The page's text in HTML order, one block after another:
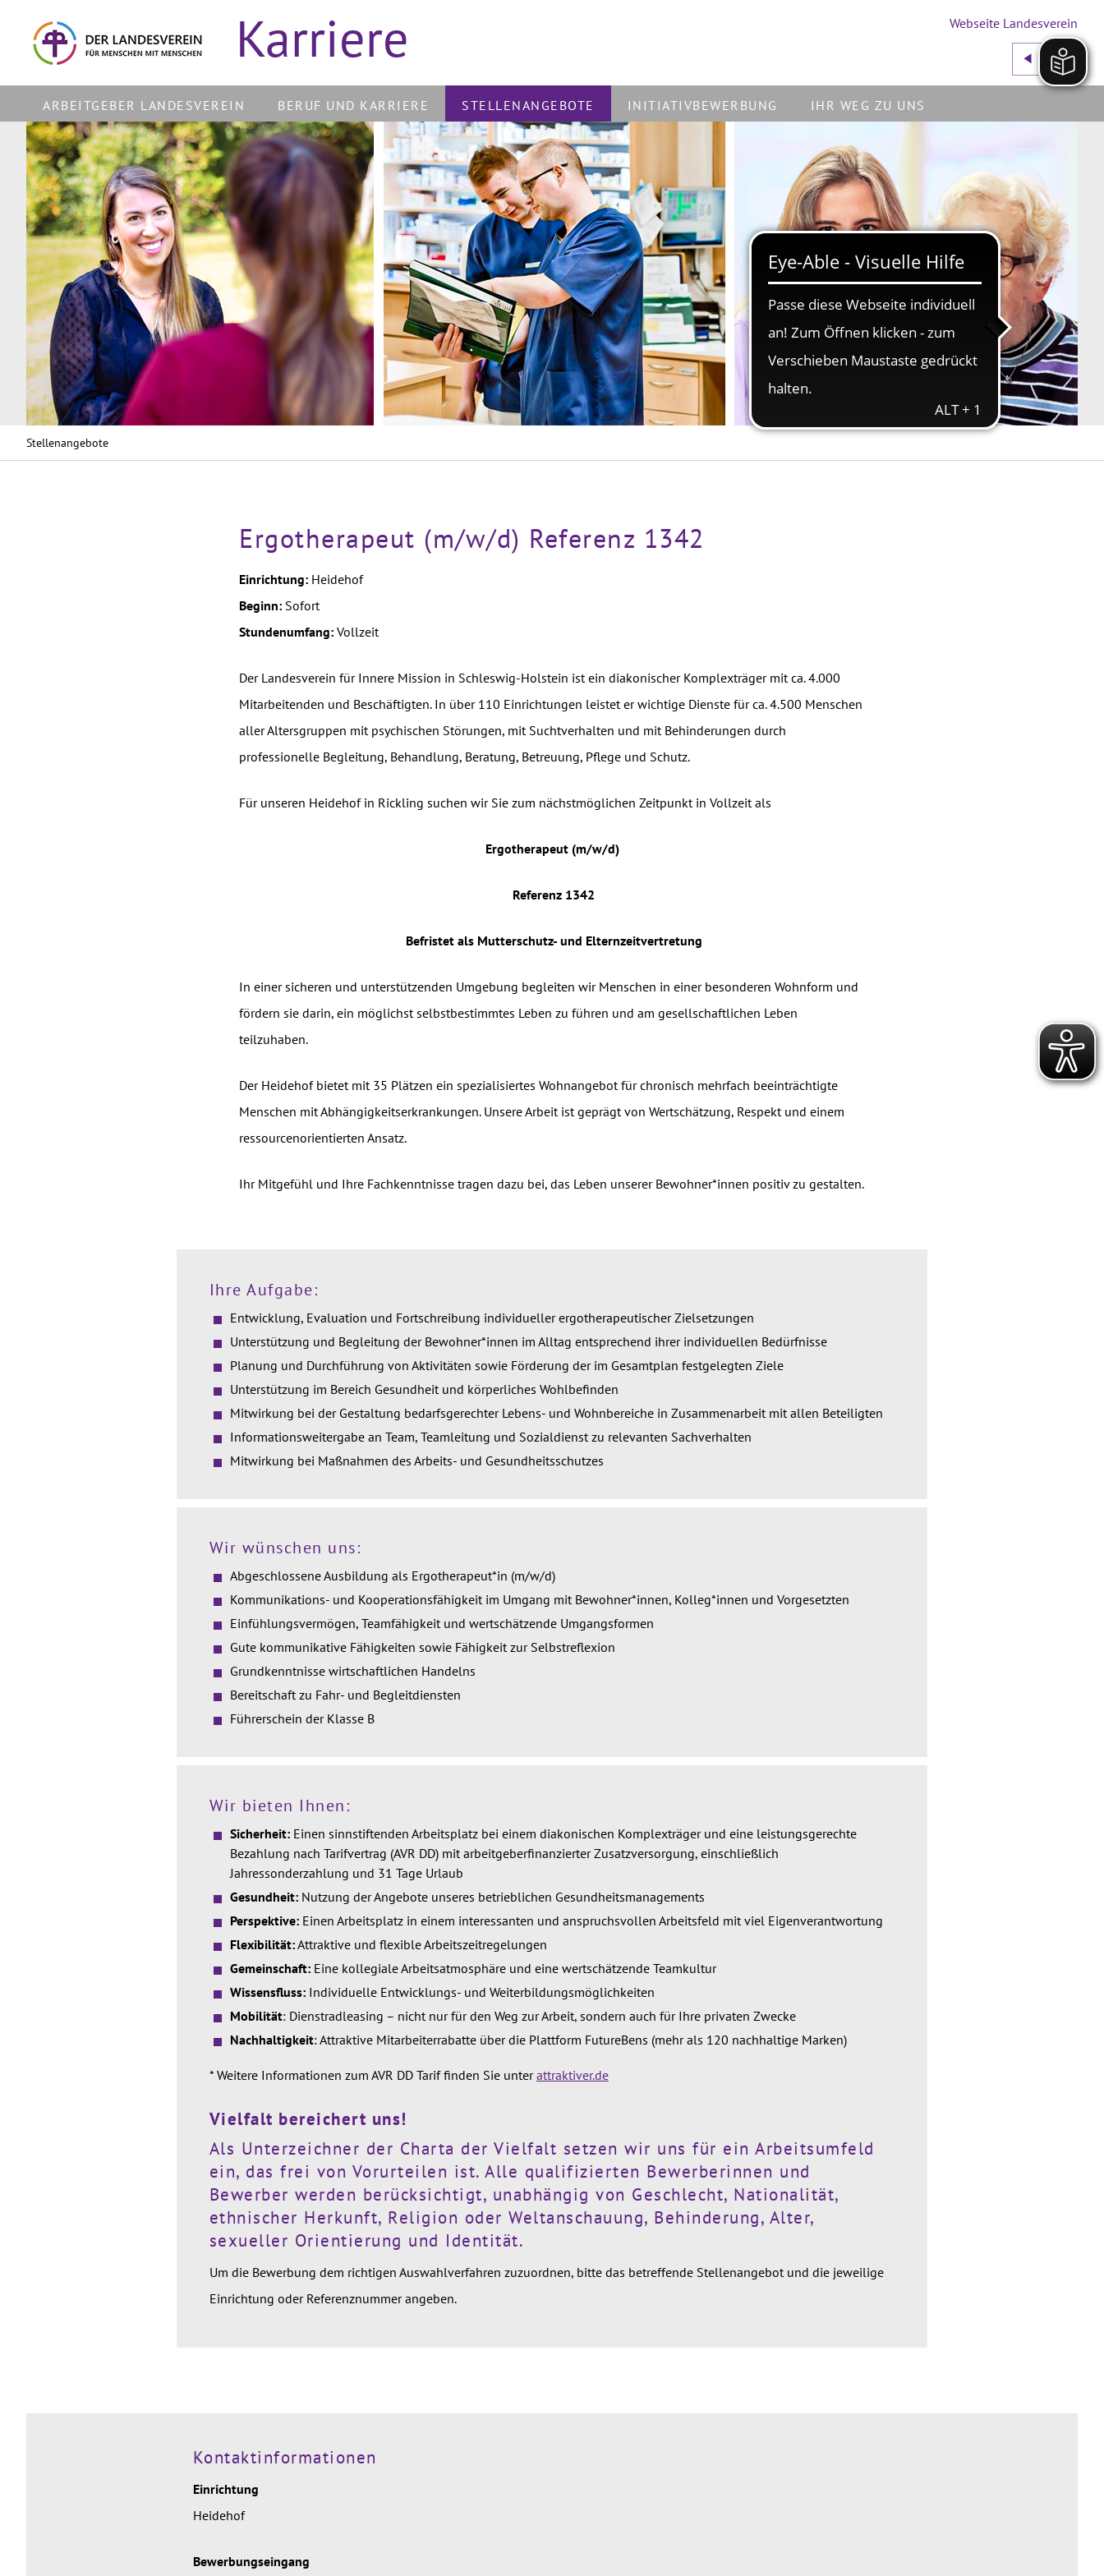
Karriere Webseite Landesverein
ARBEITGEBER LANDESVEREIN BERUF UND KARRIERE STELLENANGEBOTE INITIATIVBEWERBUNG IHR WEG ZU UNS
Stellenangebote
Ergotherapeut (m/w/d) Referenz 1342
Einrichtung: Heidehof
Beginn: Sofort
Stundenumfang: Vollzeit
Der Landesverein für Innere Mission in Schleswig-Holstein ist ein diakonischer Komplexträger mit ca. 4.000
Mitarbeitenden und Beschäftigten. In über 110 Einrichtungen leistet er wichtige Dienste für ca. 4.500 Menschen
aller Altersgruppen mit psychischen Störungen, mit Suchtverhalten und mit Behinderungen durch
professionelle Begleitung, Behandlung, Beratung, Betreuung, Pflege und Schutz.
Für unseren Heidehof in Rickling suchen wir Sie zum nächstmöglichen Zeitpunkt in Vollzeit als
Ergotherapeut (m/w/d)
Referenz 1342
Befristet als Mutterschutz- und Elternzeitvertretung
In einer sicheren und unterstützenden Umgebung begleiten wir Menschen in einer besonderen Wohnform und
fördern sie darin, ein möglichst selbstbestimmtes Leben zu führen und am gesellschaftlichen Leben
teilzuhaben.
Der Heidehof bietet mit 35 Plätzen ein spezialisiertes Wohnangebot für chronisch mehrfach beeinträchtigte
Menschen mit Abhängigkeitserkrankungen. Unsere Arbeit ist geprägt von Wertschätzung, Respekt und einem
ressourcenorientierten Ansatz.
Ihr Mitgefühl und Ihre Fachkenntnisse tragen dazu bei, das Leben unserer Bewohner*innen positiv zu gestalten.
Ihre Aufgabe:
Entwicklung, Evaluation und Fortschreibung individueller ergotherapeutischer Zielsetzungen
Unterstützung und Begleitung der Bewohner*innen im Alltag entsprechend ihrer individuellen Bedürfnisse
Planung und Durchführung von Aktivitäten sowie Förderung der im Gesamtplan festgelegten Ziele
Unterstützung im Bereich Gesundheit und körperliches Wohlbefinden
Mitwirkung bei der Gestaltung bedarfsgerechter Lebens- und Wohnbereiche in Zusammenarbeit mit allen Beteiligten
Informationsweitergabe an Team, Teamleitung und Sozialdienst zu relevanten Sachverhalten
Mitwirkung bei Maßnahmen des Arbeits- und Gesundheitsschutzes
Wir wünschen uns:
Abgeschlossene Ausbildung als Ergotherapeut*in (m/w/d)
Kommunikations- und Kooperationsfähigkeit im Umgang mit Bewohner*innen, Kolleg*innen und Vorgesetzten
Einfühlungsvermögen, Teamfähigkeit und wertschätzende Umgangsformen
Gute kommunikative Fähigkeiten sowie Fähigkeit zur Selbstreflexion
Grundkenntnisse wirtschaftlichen Handelns
Bereitschaft zu Fahr- und Begleitdiensten
Führerschein der Klasse B
Wir bieten Ihnen:
Sicherheit: Einen sinnstiftenden Arbeitsplatz bei einem diakonischen Komplexträger und eine leistungsgerechte
Bezahlung nach Tarifvertrag (AVR DD) mit arbeitgeberfinanzierter Zusatzversorgung, einschließlich
Jahressonderzahlung und 31 Tage Urlaub
Gesundheit:Nutzung der Angebote unseres betrieblichen Gesundheitsmanagements
Perspektive:Einen Arbeitsplatz in einem interessanten und anspruchsvollen Arbeitsfeld mit viel Eigenverantwortung
Flexibilität:Attraktive und flexible Arbeitszeitregelungen
Gemeinschaft:Eine kollegiale Arbeitsatmosphäre und eine wertschätzende Teamkultur
Wissensfluss:Individuelle Entwicklungs- und Weiterbildungsmöglichkeiten
Mobilität: Dienstradleasing – nicht nur für den Weg zur Arbeit, sondern auch für Ihre privaten Zwecke
Nachhaltigkeit: Attraktive Mitarbeiterrabatte über die Plattform FutureBens (mehr als 120 nachhaltige Marken)
* Weitere Informationen zum AVR DD Tarif finden Sie unterattraktiver.de
Vielfalt bereichert uns!
Als Unterzeichner der Charta der Vielfalt setzen wir uns für ein Arbeitsumfeld
ein, das frei von Vorurteilen ist. Alle qualifizierten Bewerberinnen und
Bewerber werden berücksichtigt, unabhängig von Geschlecht, Nationalität,
ethnischer Herkunft, Religion oder Weltanschauung, Behinderung, Alter,
sexueller Orientierung und Identität.
Um die Bewerbung dem richtigen Auswahlverfahren zuzuordnen, bitte das betreffende Stellenangebot und die jeweilige
Einrichtung oder Referenznummer angeben.
Kontaktinformationen
Einrichtung
Heidehof
Bewerbungseingang